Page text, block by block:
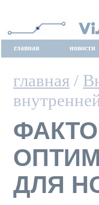
главная новости
главная /
ДЛЯ